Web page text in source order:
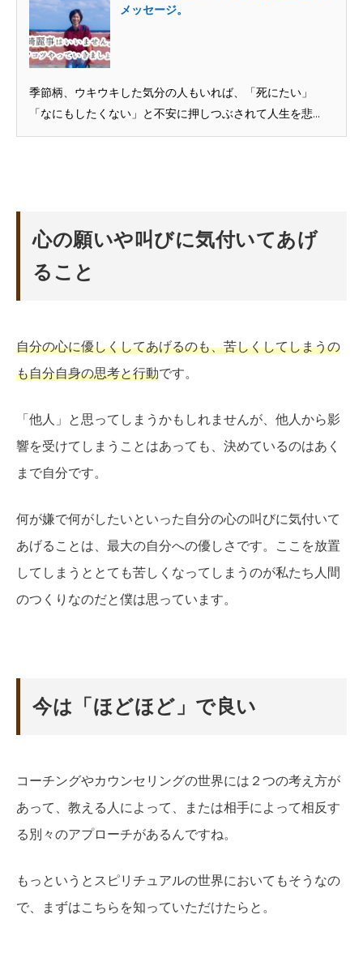
メッセージ。
季節柄、ウキウキした気分の人もいれば、「死にたい」
「なにもしたくない」と不安に押しつぶされて人生を悲...
心の願いや叫びに気付いてあげ
ること
自分の心に優しくしてあげるのも、苦しくしてしまうの
も自分自身の思考と行動です。
「他人」と思ってしまうかもしれませんが、他人から影
響を受けてしまうことはあっても、決めているのはあく
まで自分です。
何が嫌で何がしたいといった自分の心の叫びに気付いて
あげることは、最大の自分への優しさです。ここを放置
してしまうととても苦しくなってしまうのが私たち人間
のつくりなのだと僕は思っています。
今は「ほどほど」で良い
コーチングやカウンセリングの世界には２つの考え方が
あって、教える人によって、または相手によって相反す
る別々のアプローチがあるんですね。
もっというとスピリチュアルの世界においてもそうなの
で、まずはこちらを知っていただけたらと。